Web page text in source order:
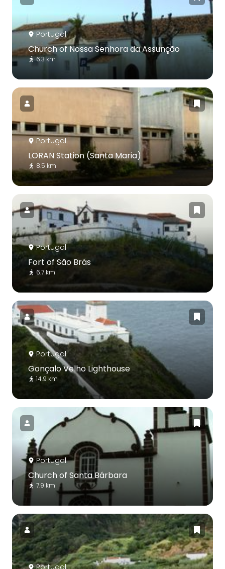
Portugal
Church of Nossa Senhora da Assunção
6.3 km
Portugal
LORAN Station (Santa Maria)
8.5 km
Portugal
Fort of São Brás
6.7 km
Portugal
Gonçalo Velho Lighthouse
14.9 km
Portugal
Church of Santa Bárbara
7.9 km
Portugal